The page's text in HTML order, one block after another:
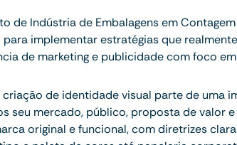
de Indústria de Embalagens em
para implementar estratégias que
de marketing e publicidade com foco
de identidade visual parte de uma
seu mercado, público, proposta de valor
original e funcional, com diretrizes